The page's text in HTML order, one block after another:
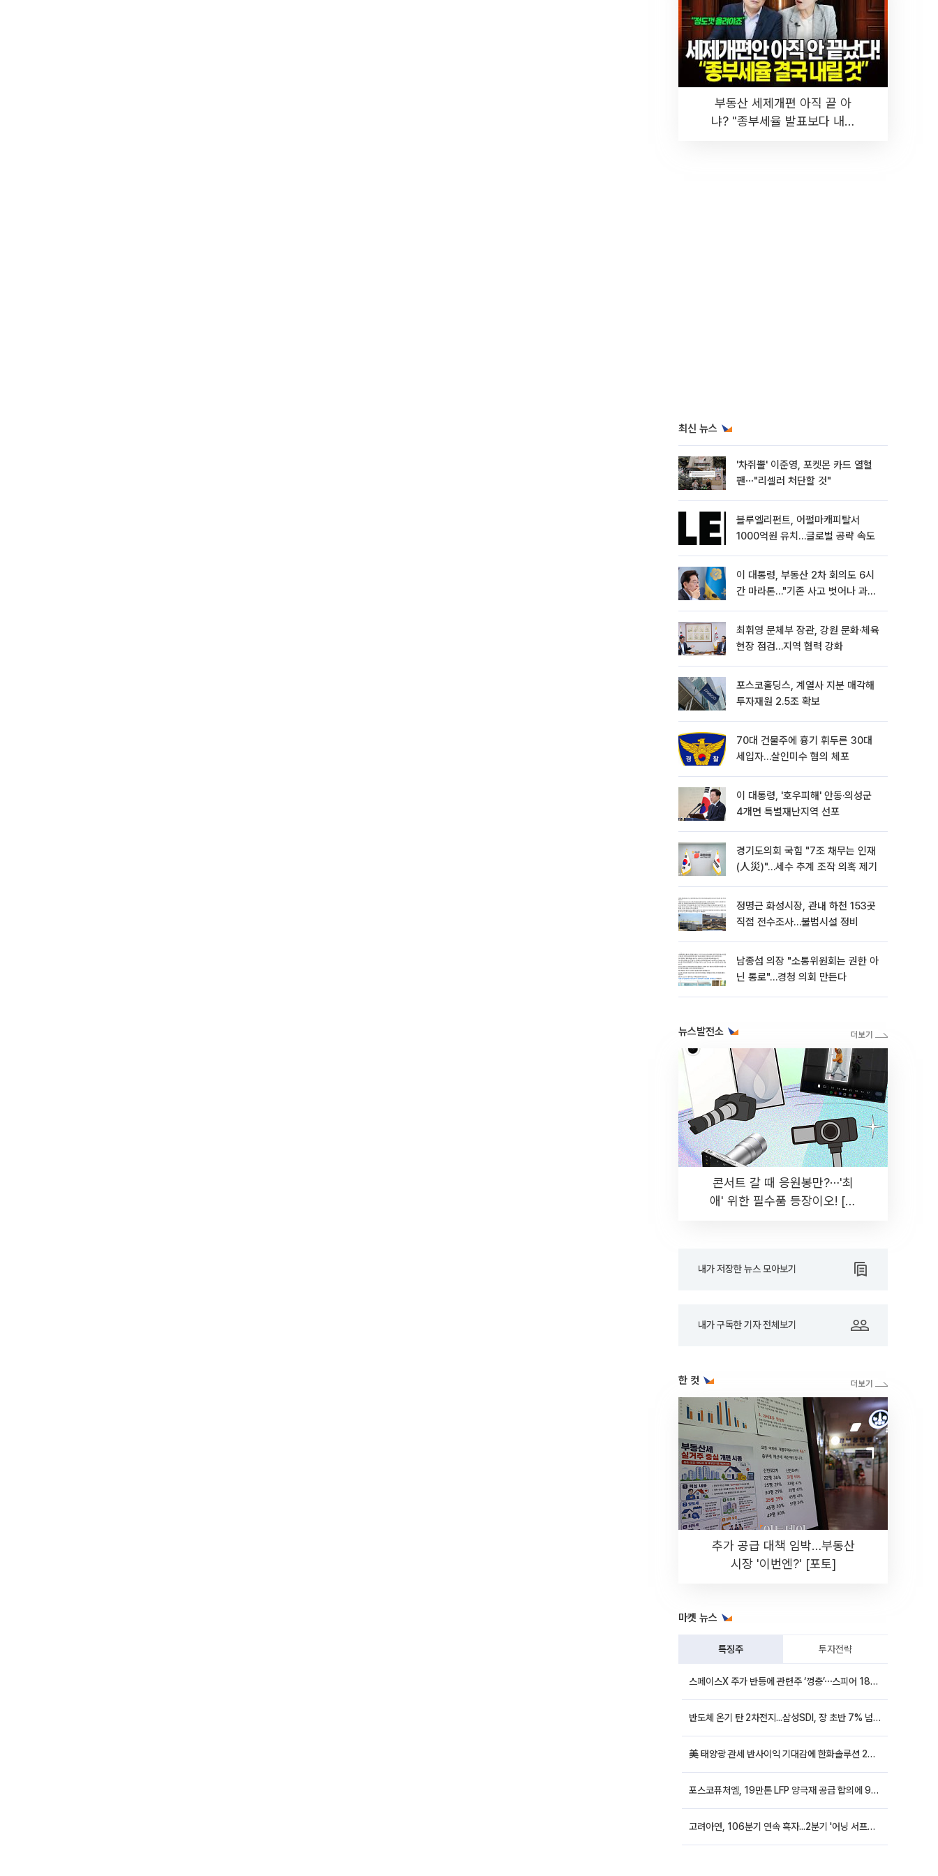
부동산 세제개편 아직 끝 아
냐? "종부세율 발표보다 내릴
최신 뉴스
'차쥐뿔' 이준영, 포켓몬 카드 열혈
팬⋯"리셀러 처단할 것"
블루엘리펀트, 어펄마캐피탈서
1000억원 유치…글로벌 공략 속도
이 대통령, 부동산 2차 회의도 6시
간 마라톤…"기존 사고 벗어나 과감
최휘영 문체부 장관, 강원 문화·체육
현장 점검…지역 협력 강화
포스코홀딩스, 계열사 지분 매각해
투자재원 2.5조 확보
70대 건물주에 흉기 휘두른 30대
세입자…살인미수 혐의 체포
이 대통령, '호우피해' 안동·의성군
4개면 특별재난지역 선포
경기도의회 국힘 "7조 채무는 인재
(人災)"…세수 추계 조작 의혹 제기
정명근 화성시장, 관내 하천 153곳
직접 전수조사…불법시설 정비
남종섭 의장 "소통위원회는 권한 아
닌 통로"…경청 의회 만든다
뉴스발전소
콘서트 갈 때 응원봉만?⋯'최
애' 위한 필수품 등장이오! [솔
내가 저장한 뉴스 모아보기
내가 구독한 기자 전체보기
한 컷
추가 공급 대책 임박…부동산
시장 '이번엔?' [포토]
마켓 뉴스
특징주 투자전략
스페이스X 주가 반등에 관련주 ‘껑충’⋯스피어 18%ㆍ에이치브이엠 12%↑
반도체 온기 탄 2차전지...삼성SDI, 장 초반 7% 넘게 껑충
美 태양광 관세 반사이익 기대감에 한화솔루션 20%대·OCI홀딩스 14%대 급등
포스코퓨처엠, 19만톤 LFP 양극재 공급 합의에 9%대 강세
고려아연, 106분기 연속 흑자...2분기 '어닝 서프라이즈'에 장 초반 12%대 강세